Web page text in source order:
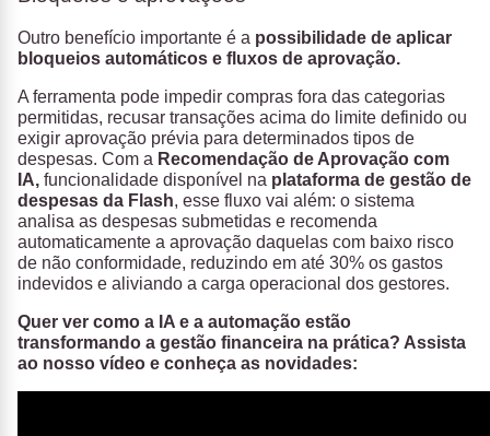
Outro benefício importante é a possibilidade de aplicar
bloqueios automáticos e fluxos de aprovação.
A ferramenta pode impedir compras fora das categorias
permitidas, recusar transações acima do limite definido ou
exigir aprovação prévia para determinados tipos de
despesas. Com a Recomendação de Aprovação com
IA, funcionalidade disponível na plataforma de gestão de
despesas da Flash, esse fluxo vai além: o sistema
analisa as despesas submetidas e recomenda
automaticamente a aprovação daquelas com baixo risco
de não conformidade, reduzindo em até 30% os gastos
indevidos e aliviando a carga operacional dos gestores.
Quer ver como a IA e a automação estão
transformando a gestão financeira na prática? Assista
ao nosso vídeo e conheça as novidades: